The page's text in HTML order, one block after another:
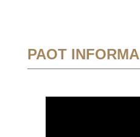
PAOT INFORMA